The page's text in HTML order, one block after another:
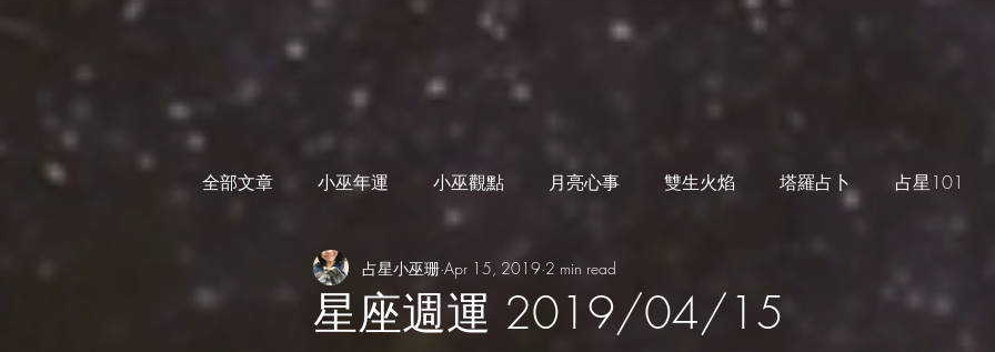
全部文章 小巫年運 小巫觀點 月亮心事 雙生火焰 塔羅占卜 占星101
外星訊息 遊走在藝術 四季心境 星座週運
星座週運 2019/04/15
占星小巫珊 Apr 15, 2019 2 min read